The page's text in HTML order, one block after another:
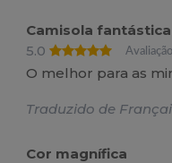
Camisola fantástica
5.0
O melhor para as
Traduzido de
Cor magnífica